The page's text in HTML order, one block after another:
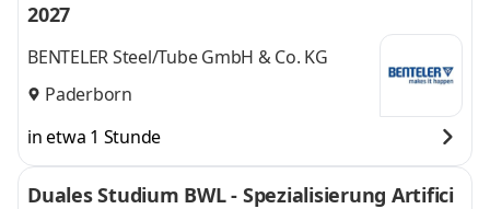
2027
BENTELER Steel/Tube GmbH & Co. KG
Paderborn
in etwa 1 Stunde
Duales Studium BWL - Spezialisierung Artifici